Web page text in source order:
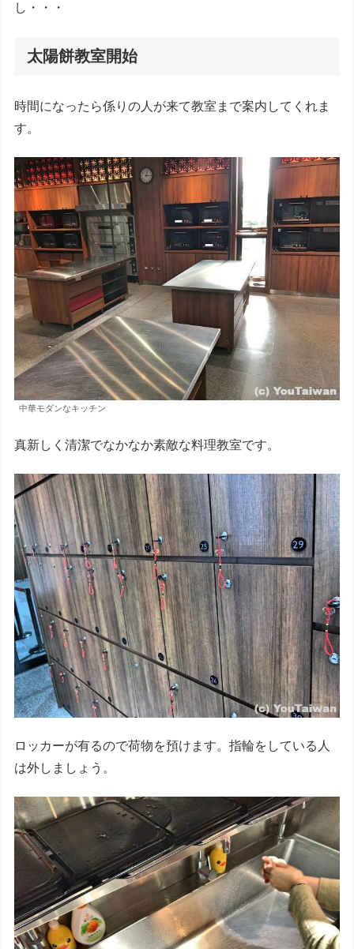
し・・・
太陽餅教室開始
時間になったら係りの人が来て教室まで案内してくれま
す。
中華モダンなキッチン
真新しく清潔でなかなか素敵な料理教室です。
ロッカーが有るので荷物を預けます。指輪をしている人
は外しましょう。